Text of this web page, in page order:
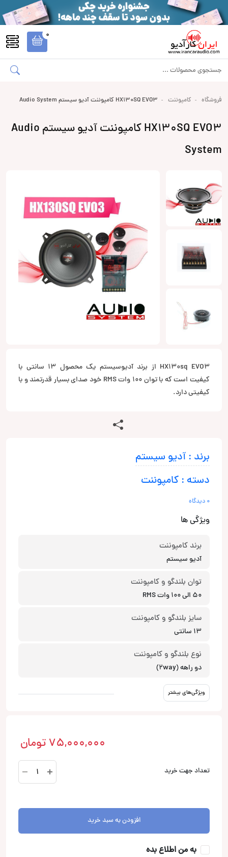
0
فروشگاه کامپوننت HX130SQ EVO3 کامپوننت آدیو سیستم Audio System
HX130SQ EVO3 کامپوننت آدیو سیستم Audio
System
HX130sq EVO3 از برند آدیوسیستم یک محصول 13 سانتی با
کیفیت است که با توان 100 وات RMS خود صدای بسیار قدرتمند و با
کیفیتی دارد.
برند : آدیو سیستم
دسته : کامپوننت
0 دیدگاه
ویژگی ها
برند کامپوننت
آدیو سیستم
توان بلندگو و کامپوننت
50 الی 100 وات RMS
سایز بلندگو و کامپوننت
13 سانتی
نوع بلندگو و کامپوننت
دو راهه (2way)
ویژگی‌های بیشتر
75,000,000 تومان
تعداد جهت خرید
HX130SQ
EVO3
افزودن به سبد خرید
به من اطلاع بده